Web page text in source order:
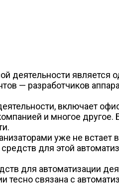
деятельности является
— разработчиков
включает
и многое
уже не встает
для этой
для автоматизации
связана с